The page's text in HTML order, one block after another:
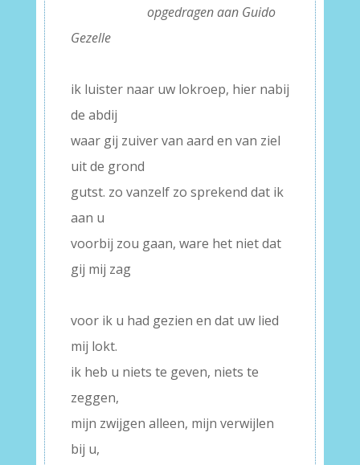
opgedragen aan Guido
Gezelle
ik luister naar uw lokroep, hier nabij
de abdij
waar gij zuiver van aard en van ziel
uit de grond
gutst. zo vanzelf zo sprekend dat ik
aan u
voorbij zou gaan, ware het niet dat
gij mij zag
voor ik u had gezien en dat uw lied
mij lokt.
ik heb u niets te geven, niets te
zeggen,
mijn zwijgen alleen, mijn verwijlen
bij u,